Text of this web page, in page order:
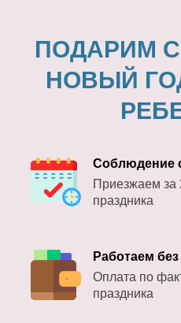
ПОДАРИМ
НОВЫЙ
Соблюдение
Приезжаем за
праздника
Работаем
Оплата по
праздника